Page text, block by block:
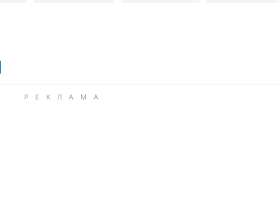
X в Google news
в Viber
Читайте в LinkedIn